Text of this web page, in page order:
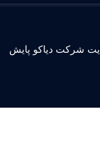
دیاکو پایش